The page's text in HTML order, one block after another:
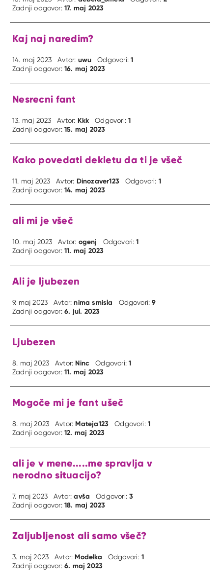
Zadnji odgovor:17. maj 2023
Kaj naj naredim?
14. maj 2023 Avtor: uwu Odgovori:1
Zadnji odgovor:16. maj 2023
Nesrecni fant
13. maj 2023 Avtor: Kkk Odgovori:1
Zadnji odgovor:15. maj 2023
Kako povedati dekletu da ti je všeč
11. maj 2023 Avtor: Dinozaver123 Odgovori: 1
Zadnji odgovor:14. maj 2023
ali mi je všeč
10. maj 2023 Avtor: ogenj Odgovori:1
Zadnji odgovor:11. maj 2023
Ali je ljubezen
9. maj 2023 Avtor:nima smisla Odgovori:9
Zadnji odgovor:6. jul. 2023
Ljubezen
8. maj 2023 Avtor: Ninc Odgovori:1
Zadnji odgovor:11. maj 2023
Mogoče mi je fant ušeč
8. maj 2023 Avtor: Mateja123 Odgovori:1
Zadnji odgovor:12. maj 2023
ali je v mene.....me spravlja v
nerodno situacijo?
7. maj 2023 Avtor:avša Odgovori:3
Zadnji odgovor:18. maj 2023
Zaljubljenost ali samo všeč?
3. maj 2023 Avtor: Modelka Odgovori: 1
Zadnji odgovor:6. maj 2023